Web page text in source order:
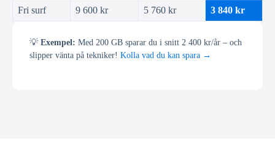
Fri surf 9 600 kr 5 760 kr 3 840 kr
💡Exempel: Med 200 GB sparar du i snitt 2 400 kr/år – och
slipper vänta på tekniker! Kolla vad du kan spara →